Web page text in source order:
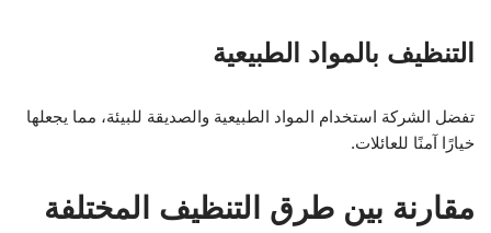
التنظيف بالمواد الطبيعية
تفضل الشركة استخدام المواد الطبيعية والصديقة للبيئة، مما يجعلها
خيارًا آمنًا للعائلات.
مقارنة بين طرق التنظيف المختلفة